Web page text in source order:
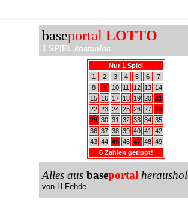
baseportal LOTTO
1 SPIEL kostenlos
Nur 1 Spiel
1
2 3 4 5 6
7
8
9 10 11 12 13
14
15
16 17 18 19 20 21
22 23 24 25 26 27 28
29 30 31 32 33 34 35
36 37 38 39 40 41
42
43 44 45 46 47 48 49
6 Zahlen getippt!
Alles aus baseportal
von H.Fehde